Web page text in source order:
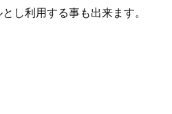
し利用する事も出来ます。